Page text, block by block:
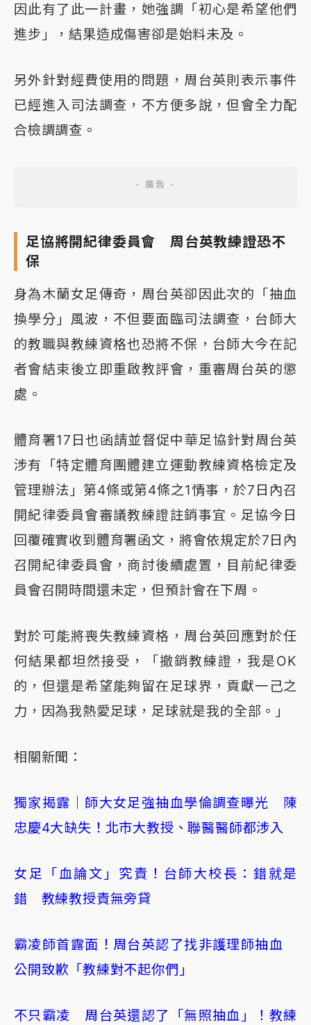
因此有了此一計畫，她強調「初心是希望他們
進步」，結果造成傷害卻是始料未及。
另外針對經費使用的問題，周台英則表示事件
已經進入司法調查，不方便多說，但會全力配
合檢調調查。
足協將開紀律委員會 周台英教練證恐不
保
身為木蘭女足傳奇，周台英卻因此次的「抽血
換學分」風波，不但要面臨司法調查，台師大
的教職與教練資格也恐將不保，台師大今在記
者會結束後立即重啟教評會，重審周台英的懲
處。
體育署17日也函請並督促中華足協針對周台英
涉有「特定體育團體建立運動教練資格檢定及
管理辦法」第4條或第4條之1情事，於7日內召
開紀律委員會審議教練證註銷事宜。足協今日
回覆確實收到體育署函文，將會依規定於7日內
召開紀律委員會，商討後續處置，目前紀律委
員會召開時間還未定，但預計會在下周。
對於可能將喪失教練資格，周台英回應對於任
何結果都坦然接受，「撤銷教練證，我是OK
的，但還是希望能夠留在足球界，貢獻一己之
力，因為我熱愛足球，足球就是我的全部。」
相關新聞：
獨家揭露｜師大女足強抽血學倫調查曝光 陳
忠慶4大缺失！北市大教授、聯醫醫師都涉入
女足「血論文」究責！台師大校長：錯就是
錯 教練教授責無旁貸
霸凌師首露面！周台英認了找非護理師抽血
公開致歉「教練對不起你們」
不只霸凌 周台英還認了「無照抽血」！教練